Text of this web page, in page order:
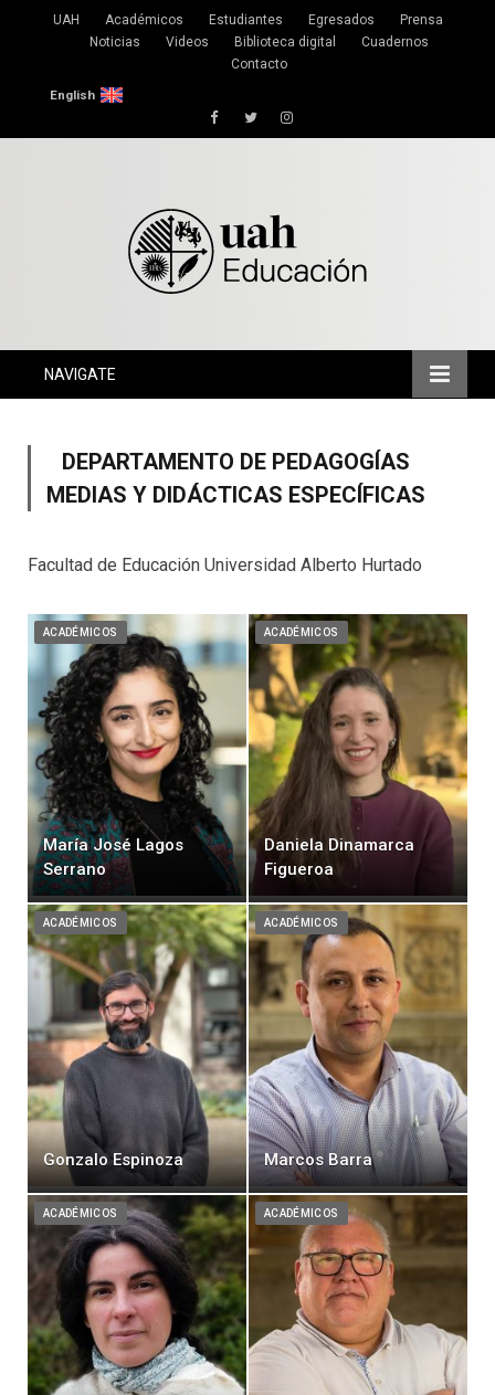
UAH Académicos Estudiantes Egresados
Prensa
Noticias
Videos Biblioteca digital
Cuadernos
Contacto
English
FacebookTwitterInstagram
NAVIGATE
DEPARTAMENTO DE PEDAGOGÍAS
MEDIAS Y DIDÁCTICAS ESPECÍFICAS
Facultad de Educación Universidad Alberto Hurtado
ACADÉMICOS
María José Lagos
Serrano
ACADÉMICOS
Daniela Dinamarca
Figueroa
ACADÉMICOS
Gonzalo Espinoza
ACADÉMICOS
Marcos Barra
ACADÉMICOS ACADÉMICOS